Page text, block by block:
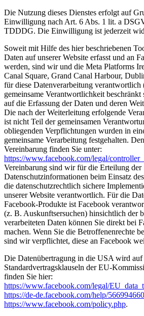
Die Nutzung dieses Dienstes erfolgt auf
Einwilligung nach Art. 6 Abs. 1 lit. a
TDDDG. Die Einwilligung ist jederzeit
Soweit mit Hilfe des hier beschriebenen
Daten auf unserer Website erfasst und an
werden, sind wir und die Meta Platforms
Canal Square, Grand Canal Harbour,
für diese Datenverarbeitung
gemeinsame Verantwortlichkeit beschränkt
auf die Erfassung der Daten und deren
Die nach der Weiterleitung erfolgende
ist nicht Teil der gemeinsamen
obliegenden Verpflichtungen wurden in
gemeinsame Verarbeitung festgehalten.
Vereinbarung finden Sie unter:
https://www.facebook.com/legal/
Vereinbarung sind wir für die Erteilung der
Datenschutzinformationen beim Einsatz
die datenschutzrechtlich sichere
unserer Website verantwortlich. Für die
Facebook-Produkte ist Facebook
(z. B. Auskunftsersuchen) hinsichtlich der
verarbeiteten Daten können Sie direkt bei
machen. Wenn Sie die Betroffenenrechte
sind wir verpflichtet, diese an Facebook
Die Datenübertragung in die USA wird auf
Standardvertragsklauseln der EU-
finden Sie hier:
https://www.facebook.com/legal/
https://de-de.facebook.com/help/
https://www.facebook.com/policy.php.